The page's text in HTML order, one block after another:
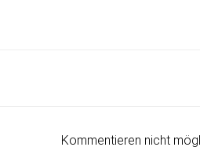
Kommentieren nicht